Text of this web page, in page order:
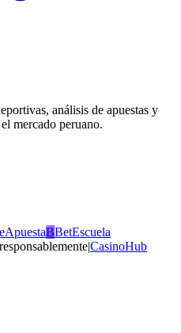
análisis de apuestas y
el mercado peruano.
BBetEscuela
|CasinoHub